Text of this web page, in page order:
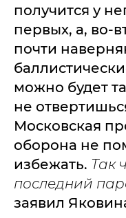
получится у
первых, а, во-
почти
можно будет
не
Московская
оборона не
избежать. Так
последний
заявил